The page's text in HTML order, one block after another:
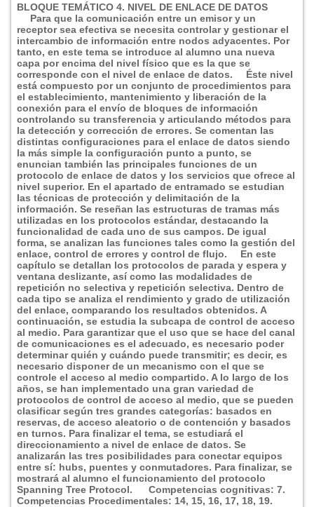
BLOQUE TEMÁTICO 4. NIVEL DE ENLACE DE DATOS
Para que la comunicación entre un emisor y un
receptor sea efectiva se necesita controlar y gestionar el
intercambio de información entre nodos adyacentes. Por
tanto, en este tema se introduce al alumno una nueva
capa por encima del nivel fí­sico que es la que se
corresponde con el nivel de enlace de datos.
Éste nivel
está compuesto por un conjunto de procedimientos para
el establecimiento, mantenimiento y liberación de la
conexión para el enví­o de bloques de información
controlando su transferencia y articulando métodos para
la detección y corrección de errores. Se comentan las
distintas configuraciones para el enlace de datos siendo
la más simple la configuración punto a punto, se
enuncian también las principales funciones de un
protocolo de enlace de datos y los servicios que ofrece al
nivel superior. En el apartado de entramado se estudian
las técnicas de protección y delimitación de la
información. Se reseñan las estructuras de tramas más
utilizadas en los protocolos estándar, destacando la
funcionalidad de cada uno de sus campos. De igual
forma, se analizan las funciones tales como la gestión del
enlace, control de errores y control de flujo.
En este
capí­tulo se detallan los protocolos de parada y espera y
ventana deslizante, así­ como las modalidades de
repetición no selectiva y repetición selectiva. Dentro de
cada tipo se analiza el rendimiento y grado de utilización
del enlace, comparando los resultados obtenidos. A
continuación, se estudia la subcapa de control de acceso
al medio. Para garantizar que el uso que se hace del canal
de comunicaciones es el adecuado, es necesario poder
determinar quién y cuándo puede transmitir; es decir, es
necesario disponer de un mecanismo con el que se
controle el acceso al medio compartido. A lo largo de los
años, se han implementado una gran variedad de
protocolos de control de acceso al medio, que se pueden
clasificar según tres grandes categorí­as: basados en
reservas, de acceso aleatorio o de contención y basados
en turnos. Para finalizar el tema, se estudiará el
direccionamiento a nivel de enlace de datos. Se
analizarán las tres posibilidades para conectar equipos
entre sí­: hubs, puentes y conmutadores. Para finalizar, se
mostrará al alumno el funcionamiento del protocolo
Spanning Tree Protocol.
Competencias cognitivas: 7.
Competencias Procedimentales: 14, 15, 16, 17, 18, 19.